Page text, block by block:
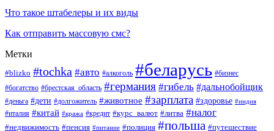
Что такое штабелеры и их виды
Как отправить массовую смс?
Метки
#blizko #tochka #авто #алкоголь #беларусь #бизнес
#богатство #брестская_область #германия #гибель #дальнобойщик
#деньга #дети #долгожитель #животное #зарплата #здоровье #индия
#италия #китай #кража #кредит #курс_валют #литва #налог
#недвижимость #пенсия #питание #полиция #польша #путешествие